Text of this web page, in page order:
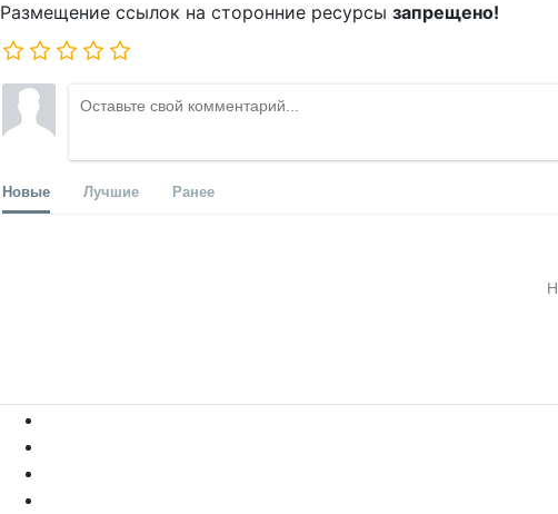
Размещение ссылок на сторонние ресурсы запрещено!
Новые Лучшие Ранее